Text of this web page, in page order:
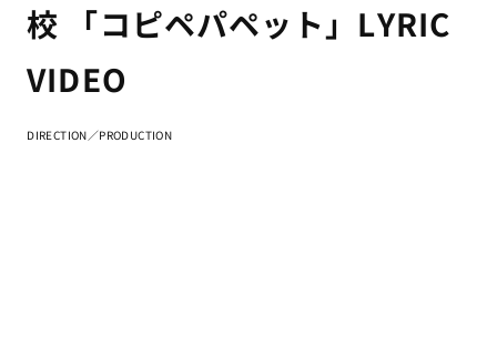
校 「コピペパペット」LYRIC
VIDEO
DIRECTION／PRODUCTION